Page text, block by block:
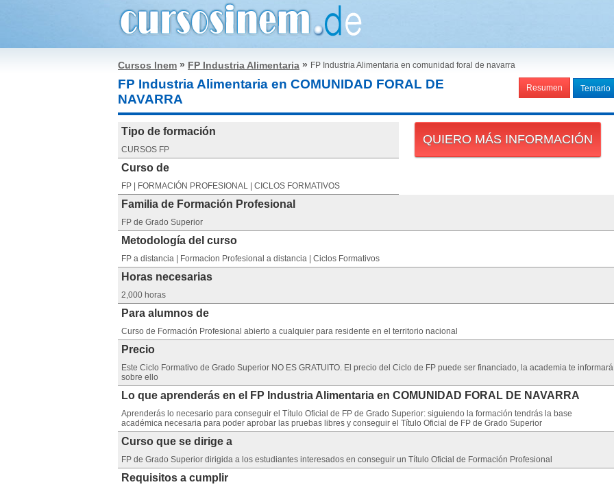
Cursos Inem » FP Industria Alimentaria » FP Industria Alimentaria en comunidad foral de navarra
Resumen Temario
FP Industria Alimentaria en COMUNIDAD FORAL DE
NAVARRA
QUIERO MÁS INFORMACIÓN
Tipo de formación
CURSOS FP
Curso de
FP | FORMACIÓN PROFESIONAL | CICLOS FORMATIVOS
Familia de Formación Profesional
FP de Grado Superior
Metodología del curso
FP a distancia | Formacion Profesional a distancia | Ciclos Formativos
Horas necesarias
2,000 horas
Para alumnos de
Curso de Formación Profesional abierto a cualquier para residente en el territorio nacional
Precio
Este Ciclo Formativo de Grado Superior NO ES GRATUITO. El precio del Ciclo de FP puede ser financiado, la academia te informará
sobre ello
Lo que aprenderás en el FP Industria Alimentaria en COMUNIDAD FORAL DE NAVARRA
Aprenderás lo necesario para conseguir el Título Oficial de FP de Grado Superior: siguiendo la formación tendrás la base
académica necesaria para poder aprobar las pruebas libres y conseguir el Título Oficial de FP de Grado Superior
Curso que se dirige a
FP de Grado Superior dirigida a los estudiantes interesados en conseguir un Título Oficial de Formación Profesional
Requisitos a cumplir